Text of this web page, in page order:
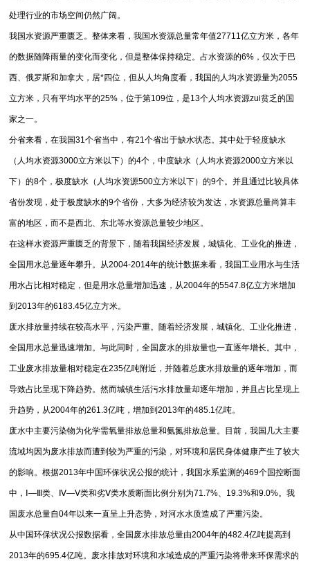
处理行业的市场空间仍然广阔。
我国水资源严重匮乏。整体来看，我国水资源总量常年值27711亿立方米，各年
的数据随降雨量的变化而变化，但是整体保持稳定。占水资源的6%，仅次于巴
西、俄罗斯和加拿大，居*四位，但从人均角度看，我国的人均水资源量为2055
立方米，只有平均水平的25%，位于第109位，是13个人均水资源zui贫乏的国
家之一。
分省来看，在我国31个省当中，有21个省出于缺水状态。其中处于轻度缺水
（人均水资源3000立方米以下）的4个，中度缺水（人均水资源2000立方米以
下）的8个，极度缺水（人均水资源500立方米以下）的9个。并且通过比较具体
省份发现，处于极度缺水的9个省份，大多为经济较为发达，水资源总量尚算丰
富的地区，而不是西北、东北等水资源总量较少地区。
在这样水资源严重匮乏的背景下，随着我国经济发展，城镇化、工业化的推进，
全国用水总量逐年攀升。从2004-2014年的统计数据来看，我国工业用水与生活
用水占比相对稳定，但是用水总量增加迅速，从2004年的5547.8亿立方米增加
到2013年的6183.45亿立方米。
废水排放量持续在较高水平，污染严重。随着经济发展，城镇化、工业化推进，
全国用水总量迅速增加。与此同时，全国废水的排放量也一直逐年增长。其中，
工业废水排放量相对稳定在235亿吨附近，并随着总废水排放量的逐年增加，而
导致占比呈现下降趋势。然而城镇生活污水排放量却逐年增加，并且占比呈现上
升趋势，从2004年的261.3亿吨，增加到2013年的485.1亿吨。
废水中主要污染物为化学需氧量排放总量和氨氮排放总量。目前，我国几大主要
流域均因为废水排放而遭到较为严重的污染，对环境和居民身体健康产生了较大
的影响。根据2013年中国环保状况公报的统计，我国水系监测的469个国控断面
中，Ⅰ—Ⅲ类、Ⅳ—Ⅴ类和劣Ⅴ类水质断面比例分别为71.7%、19.3%和9.0%。我
国废水总量自04年以来一直呈上升态势，对河水水质造成了严重污染。
从中国环保状况公报数据看，全国废水排放总量由2004年的482.4亿吨提高到
2013年的695.4亿吨。废水排放对环境和水域造成的严重污染将带来环保需求的